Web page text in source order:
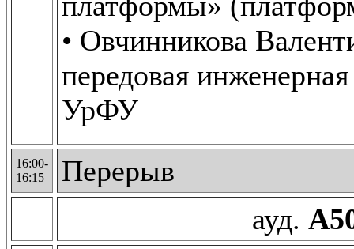
• Овчинникова
передовая
УрФУ
16:00-
16:15
Перерыв
ауд.